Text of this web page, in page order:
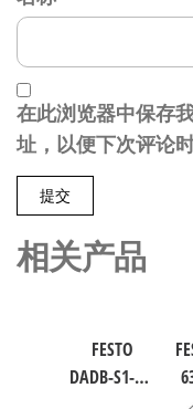
在此浏览器中保存
址，以便下次评论时
相关产品
FESTO
DADB-S1-40-